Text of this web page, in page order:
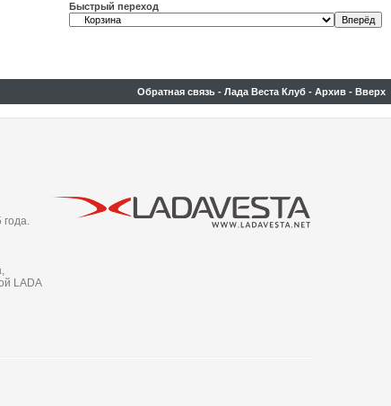
Быстрый переход
Обратная связь - Лада Веста Клуб - Архив - Вверх
LADA